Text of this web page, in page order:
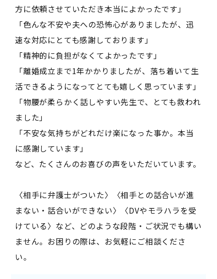
方に依頼させていただき本当によかったです」
「色んな不安や夫への恐怖心がありましたが、迅
速な対応にとても感謝しております」
「精神的に負担がなくてよかったです」
「離婚成立まで1年かかりましたが、落ち着いて生
活できるようになってとても嬉しく思っています」
「物腰が柔らかく話しやすい先生で、とても救われ
ました」
「不安な気持ちがどれだけ楽になった事か。本当
に感謝しています」
など、たくさんのお喜びの声をいただいています。
〈相手に弁護士がついた〉〈相手との話合いが進
まない・話合いができない〉〈DVやモラハラを受
けている〉など、どのような段階・ご状況でも構い
ません。お困りの際は、お気軽にご相談くださ
い。